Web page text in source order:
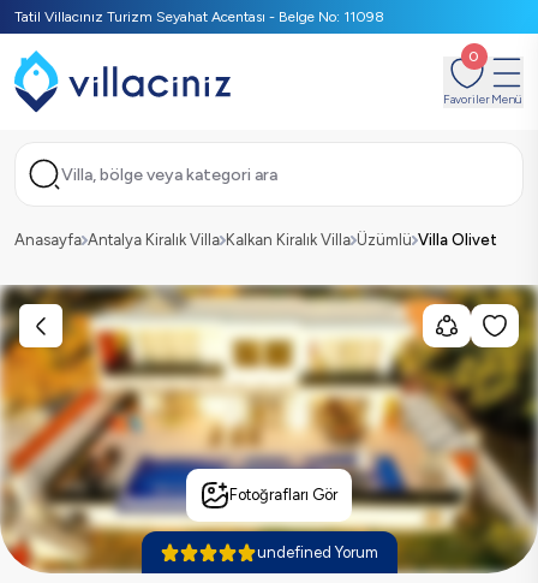
Tatil Villacınız Turizm Seyahat Acentası - Belge No: 11098
0
FavorilerMenü
Villa, bölge veya kategori ara
Anasayfa Antalya Kiralık Villa Kalkan Kiralık Villa Üzümlü Villa Olivet
Fotoğrafları Gör
undefined Yorum